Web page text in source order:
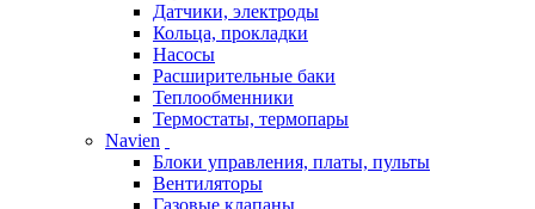
Датчики, электроды
Кольца, прокладки
Насосы
Расширительные баки
Теплообменники
Термостаты, термопары
Navien
Блоки управления, платы, пульты
Вентиляторы